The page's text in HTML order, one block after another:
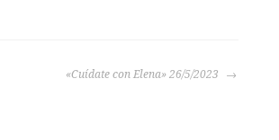
«Cuídate con Elena» 26/5/2023